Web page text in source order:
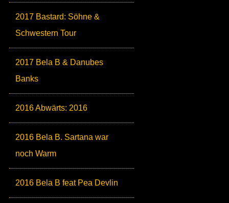
2017 Bastard: Söhne &
Schwestern Tour
2017 Bela B & Danubes
Banks
2016 Abwärts: 2016
2016 Bela B. Sartana war
noch Warm
2016 Bela B feat Pea Devlin